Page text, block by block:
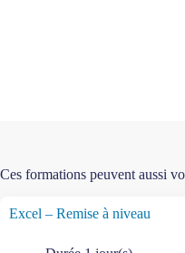
Ces formations peuvent aussi
Excel – Remise à niveau